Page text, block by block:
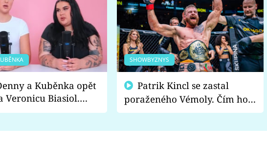
a Kuběnka opět
Veronicu Biasiol.
nich falešná a
SHOWBYZNYS
poraženého Vémoly. Čím ho
fanoušci naštvali?